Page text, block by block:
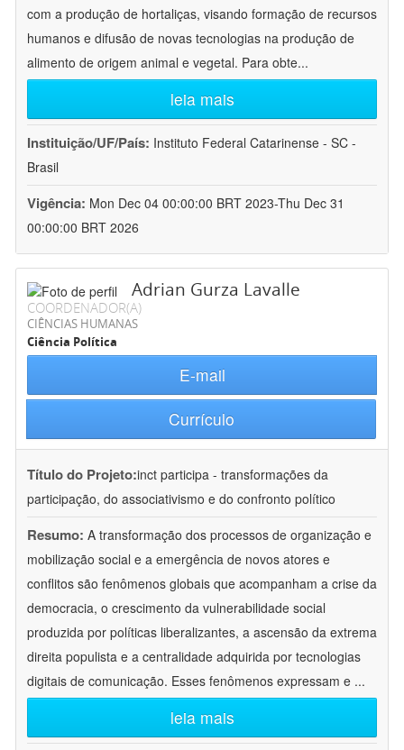
com a produção de hortaliças, visando formação de recursos
humanos e difusão de novas tecnologias na produção de
alimento de origem animal e vegetal. Para obte...
leia mais
Instituição/UF/País: Instituto Federal Catarinense - SC -
Brasil
Vigência: Mon Dec 04 00:00:00 BRT 2023-Thu Dec 31
00:00:00 BRT 2026
Adrian Gurza Lavalle
COORDENADOR(A)
CIÊNCIAS HUMANAS
Ciência Política
E-mail
Currículo
Título do Projeto:inct participa - transformações da
participação, do associativismo e do confronto político
Resumo: A transformação dos processos de organização e
mobilização social e a emergência de novos atores e
conflitos são fenômenos globais que acompanham a crise da
democracia, o crescimento da vulnerabilidade social
produzida por políticas liberalizantes, a ascensão da extrema
direita populista e a centralidade adquirida por tecnologias
digitais de comunicação. Esses fenômenos expressam e ...
leia mais